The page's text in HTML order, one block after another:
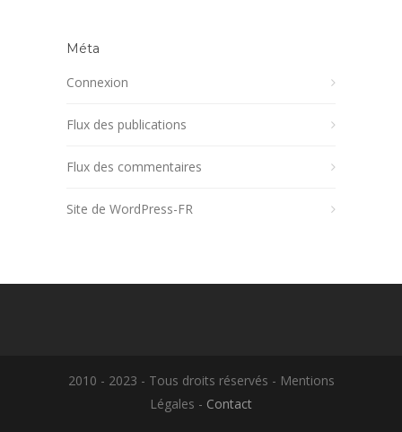
Méta
Connexion
Flux des publications
Flux des commentaires
Site de WordPress-FR
2010 - 2023 - Tous droits réservés - Mentions
Légales - Contact